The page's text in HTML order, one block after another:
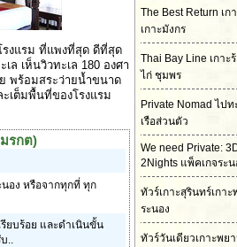
รงแรม ที่แพงที่สุด ดีที่สุด
ล เห็นวิวทะเล 180 องศา
พร้อมสระว่ายน้ำขนาด
เต็มพื้นที่ของโรงแรม
รกต)
อง หรือจากทุกที่ ทุก
ยบร้อย และดำเนินขั้น
The Best Return เก
เกาะมังกร
Thai Bay Line เกาะ
ไก่ ชุมพร
Private Nomad ไป
เรือส่วนตัว
We need Private:
2Nights แพ็คเกจระน
ทัวร์เกาะสุรินทร์เกา
ระนอง
ทัวร์วันเดียวเกาะพย